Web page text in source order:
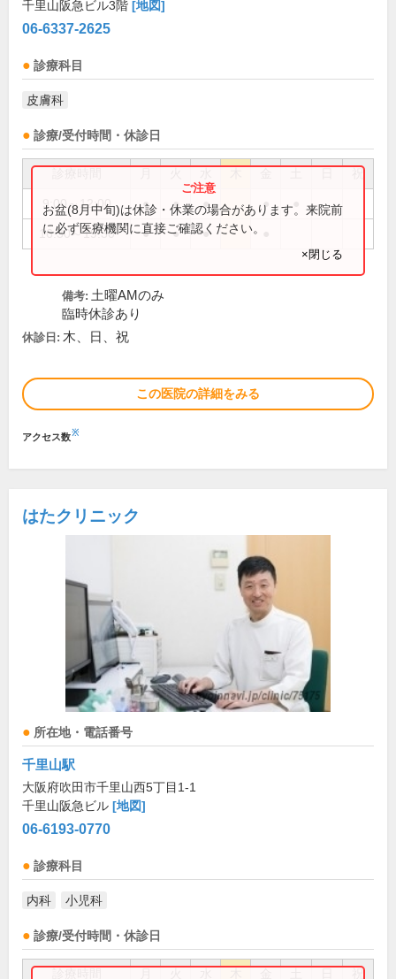
千里山阪急ビル3階 [地図]
06-6337-2625
診療科目
皮膚科
診療/受付時間・休診日
祝
9:00～12:00 ● ● ● ●
16:30～19:30 ● ● ●
お盆(8月中旬)は休診・休業の場合があります。来院前
に必ず医療機関に直接ご確認ください。
×閉じる
備考: 土曜AMのみ
臨時休診あり
休診日: 木、日、祝
この医院の詳細をみる
アクセス数※
はたクリニック
所在地・電話番号
千里山駅
大阪府吹田市千里山西5丁目1-1
千里山阪急ビル [地図]
06-6193-0770
診療科目
内科 小児科
診療/受付時間・休診日
祝